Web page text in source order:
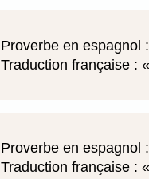
Proverbe en espagnol :
Traduction française :
Proverbe en espagnol :
Traduction française :